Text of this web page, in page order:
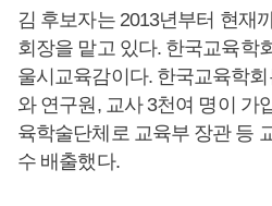
김 후보자는 2013년부터 현재
회장을 맡고 있다. 한국교육학
울시교육감이다. 한국교육학
와 연구원, 교사 3천여 명이 가
육학술단체로 교육부 장관 등
수 배출했다.